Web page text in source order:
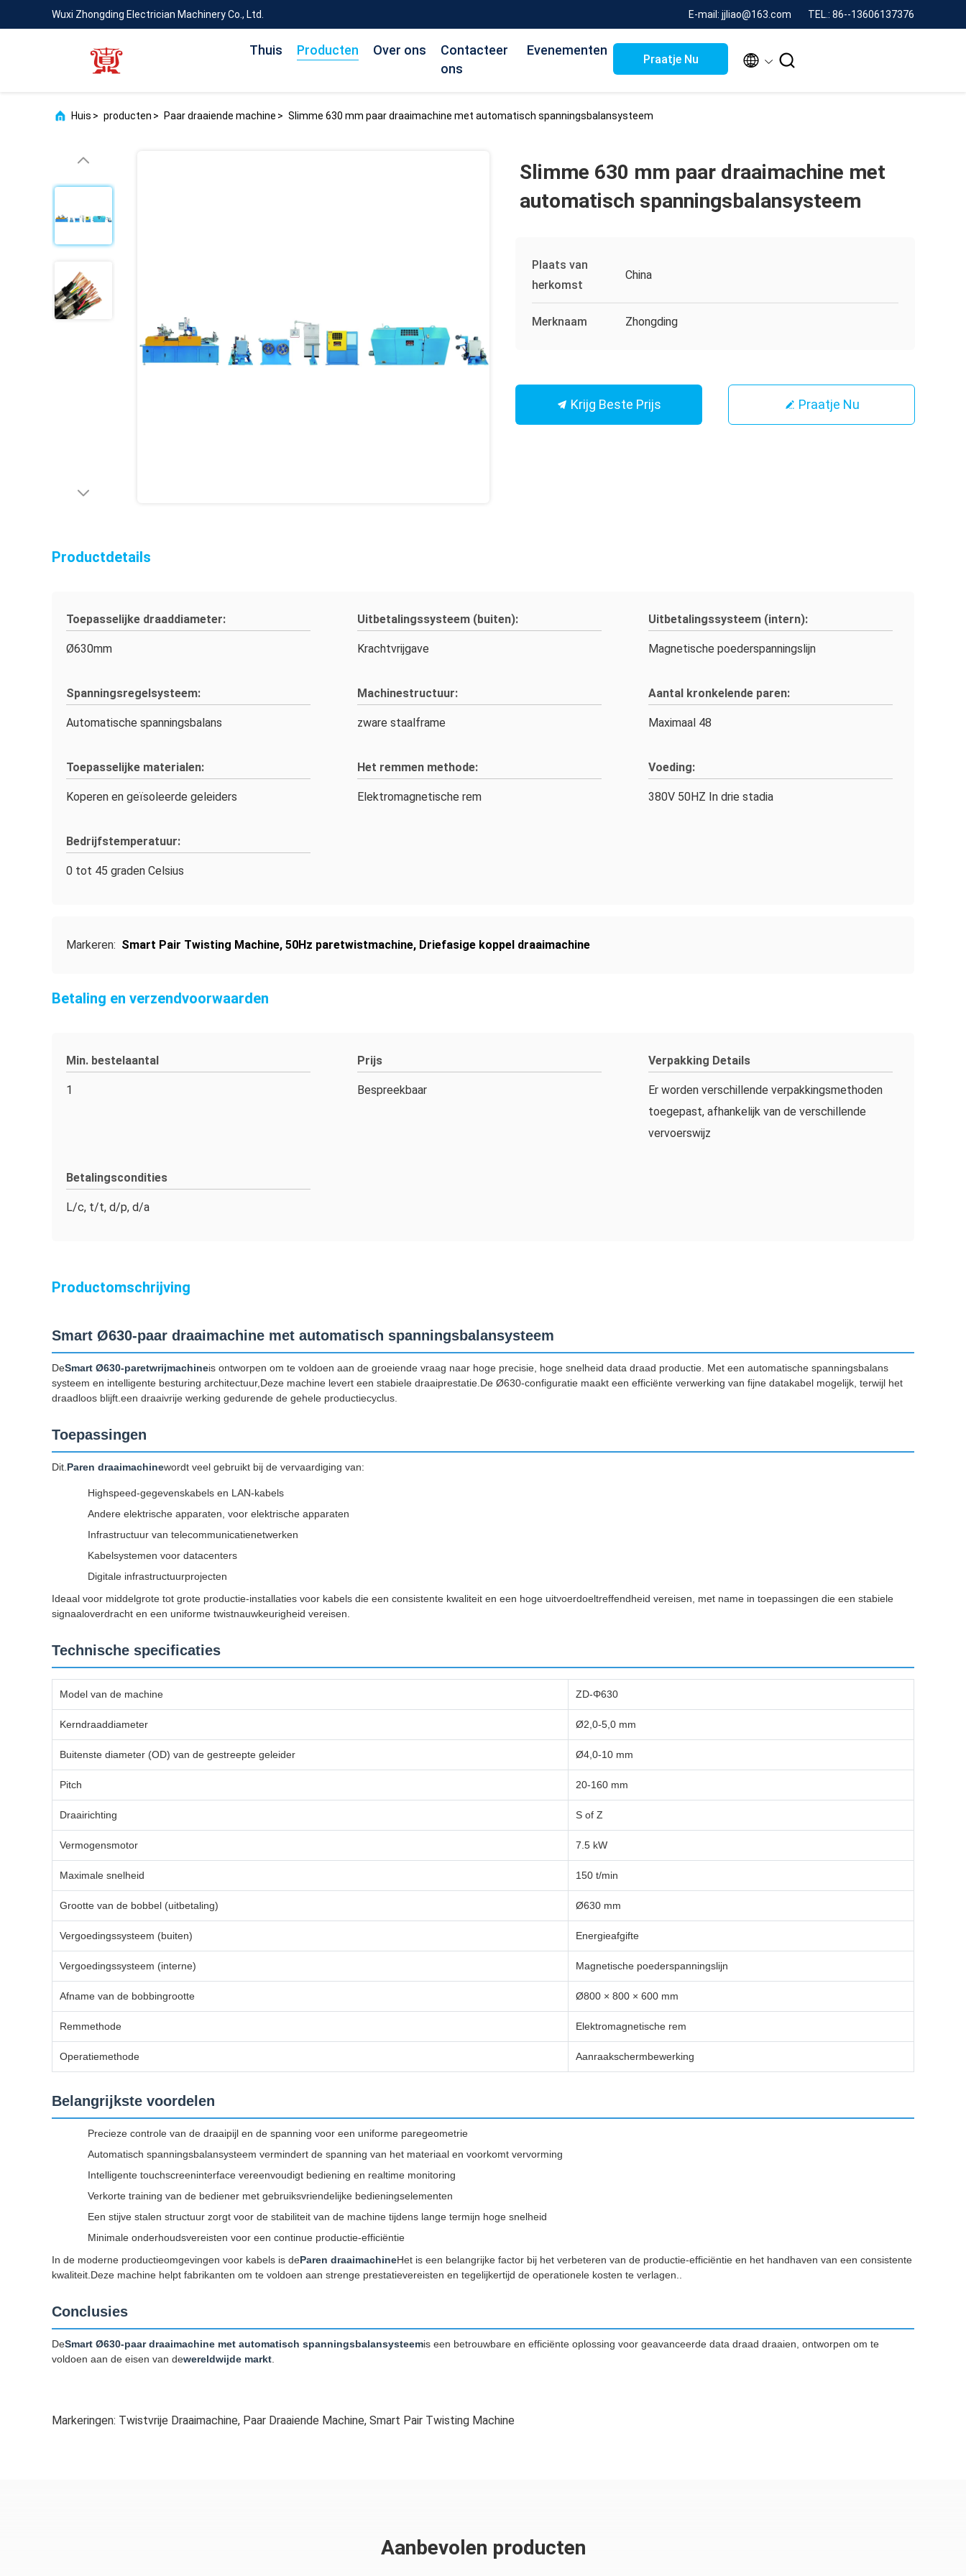
Wuxi Zhongding Electrician Machinery Co., Ltd. E-mail: jjliao@163.com TEL.: 86--13606137376
Thuis Producten Over ons
Contacteer
ons
Evenementen
Praatje Nu  
Huis > producten > Paar draaiende machine > Slimme 630 mm paar draaimachine met automatisch spanningsbalansysteem
Slimme 630 mm paar draaimachine met
automatisch spanningsbalansysteem
Plaats van
herkomst
China
Merknaam Zhongding
Krijg Beste Prijs Praatje Nu
Productdetails
Toepasselijke draaddiameter:
Ø630mm
Uitbetalingssysteem (buiten):
Krachtvrijgave
Uitbetalingssysteem (intern):
Magnetische poederspanningslijn
Spanningsregelsysteem:
Automatische spanningsbalans
Machinestructuur:
zware staalframe
Aantal kronkelende paren:
Maximaal 48
Toepasselijke materialen:
Koperen en geïsoleerde geleiders
Het remmen methode:
Elektromagnetische rem
Voeding:
380V 50HZ In drie stadia
Bedrijfstemperatuur:
0 tot 45 graden Celsius
Markeren: Smart Pair Twisting Machine, 50Hz paretwistmachine, Driefasige koppel draaimachine
Betaling en verzendvoorwaarden
Min. bestelaantal
1
Prijs
Bespreekbaar
Verpakking Details
Er worden verschillende verpakkingsmethoden
toegepast, afhankelijk van de verschillende
vervoerswijz
Betalingscondities
L/c, t/t, d/p, d/a
Productomschrijving
Smart Ø630-paar draaimachine met automatisch spanningsbalansysteem
DeSmart Ø630-paretwrijmachineis ontworpen om te voldoen aan de groeiende vraag naar hoge precisie, hoge snelheid data draad productie. Met een automatische spanningsbalans
systeem en intelligente besturing architectuur,Deze machine levert een stabiele draaiprestatie.De Ø630-configuratie maakt een efficiënte verwerking van fijne datakabel mogelijk, terwijl het
draadloos blijft.een draaivrije werking gedurende de gehele productiecyclus.
Toepassingen
Dit. Paren draaimachinewordt veel gebruikt bij de vervaardiging van:
Highspeed-gegevenskabels en LAN-kabels
Andere elektrische apparaten, voor elektrische apparaten
Infrastructuur van telecommunicatienetwerken
Kabelsystemen voor datacenters
Digitale infrastructuurprojecten
Ideaal voor middelgrote tot grote productie-installaties voor kabels die een consistente kwaliteit en een hoge uitvoerdoeltreffendheid vereisen, met name in toepassingen die een stabiele
signaaloverdracht en een uniforme twistnauwkeurigheid vereisen.
Technische specificaties
Model van de machine ZD-Φ630
Kerndraaddiameter Ø2,0-5,0 mm
Buitenste diameter (OD) van de gestreepte geleider Ø4,0-10 mm
Pitch 20-160 mm
Draairichting S of Z
Vermogensmotor 7.5 kW
Maximale snelheid 150 t/min
Grootte van de bobbel (uitbetaling) Ø630 mm
Vergoedingssysteem (buiten) Energieafgifte
Vergoedingssysteem (interne) Magnetische poederspanningslijn
Afname van de bobbingrootte Ø800 × 800 × 600 mm
Remmethode Elektromagnetische rem
Operatiemethode Aanraakschermbewerking
Belangrijkste voordelen
Precieze controle van de draaipijl en de spanning voor een uniforme paregeometrie
Automatisch spanningsbalansysteem vermindert de spanning van het materiaal en voorkomt vervorming
Intelligente touchscreeninterface vereenvoudigt bediening en realtime monitoring
Verkorte training van de bediener met gebruiksvriendelijke bedieningselementen
Een stijve stalen structuur zorgt voor de stabiliteit van de machine tijdens lange termijn hoge snelheid
Minimale onderhoudsvereisten voor een continue productie-efficiëntie
In de moderne productieomgevingen voor kabels is deParen draaimachineHet is een belangrijke factor bij het verbeteren van de productie-efficiëntie en het handhaven van een consistente
kwaliteit.Deze machine helpt fabrikanten om te voldoen aan strenge prestatievereisten en tegelijkertijd de operationele kosten te verlagen..
Conclusies
DeSmart Ø630-paar draaimachine met automatisch spanningsbalansysteemis een betrouwbare en efficiënte oplossing voor geavanceerde data draad draaien, ontworpen om te
voldoen aan de eisen van dewereldwijde markt
Markeringen: Twistvrije Draaimachine, Paar Draaiende Machine, Smart Pair Twisting Machine
Aanbevolen producten